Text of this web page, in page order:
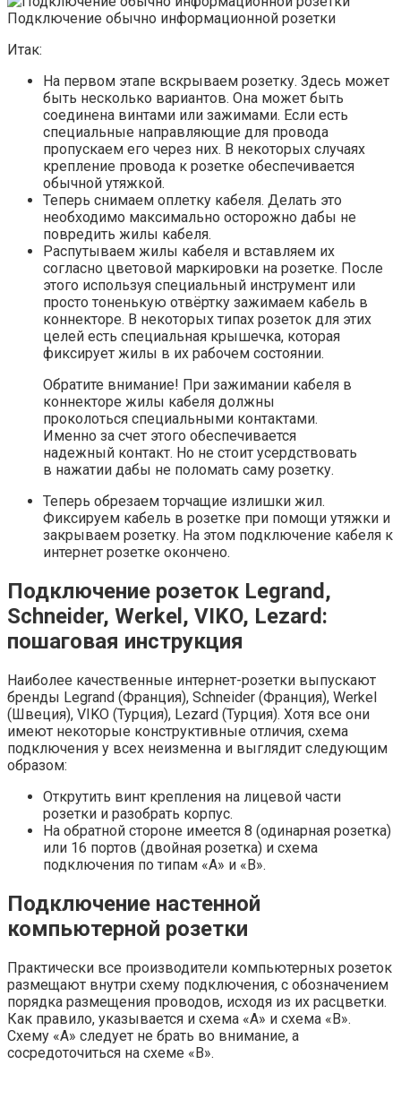
Подключение обычно информационной розетки
Итак:
На первом этапе вскрываем розетку. Здесь может
быть несколько вариантов. Она может быть
соединена винтами или зажимами. Если есть
специальные направляющие для провода
пропускаем его через них. В некоторых случаях
крепление провода к розетке обеспечивается
обычной утяжкой.
Теперь снимаем оплетку кабеля. Делать это
необходимо максимально осторожно дабы не
повредить жилы кабеля.
Распутываем жилы кабеля и вставляем их
согласно цветовой маркировки на розетке. После
этого используя специальный инструмент или
просто тоненькую отвёртку зажимаем кабель в
коннекторе. В некоторых типах розеток для этих
целей есть специальная крышечка, которая
фиксирует жилы в их рабочем состоянии.
Обратите внимание! При зажимании кабеля в
коннекторе жилы кабеля должны
проколоться специальными контактами.
Именно за счет этого обеспечивается
надежный контакт. Но не стоит усердствовать
в нажатии дабы не поломать саму розетку.
Теперь обрезаем торчащие излишки жил.
Фиксируем кабель в розетке при помощи утяжки и
закрываем розетку. На этом подключение кабеля к
интернет розетке окончено.
Подключение розеток Legrand,
Schneider, Werkel, VIKO, Lezard:
пошаговая инструкция
Наиболее качественные интернет-розетки выпускают
бренды Legrand (Франция), Schneider (Франция), Werkel
(Швеция), VIKO (Турция), Lezard (Турция). Хотя все они
имеют некоторые конструктивные отличия, схема
подключения у всех неизменна и выглядит следующим
образом:
Открутить винт крепления на лицевой части
розетки и разобрать корпус.
На обратной стороне имеется 8 (одинарная розетка)
или 16 портов (двойная розетка) и схема
подключения по типам «А» и «В».
Подключение настенной
компьютерной розетки
Практически все производители компьютерных розеток
размещают внутри схему подключения, с обозначением
порядка размещения проводов, исходя из их расцветки.
Как правило, указывается и схема «А» и схема «В».
Схему «А» следует не брать во внимание, а
сосредоточиться на схеме «В».